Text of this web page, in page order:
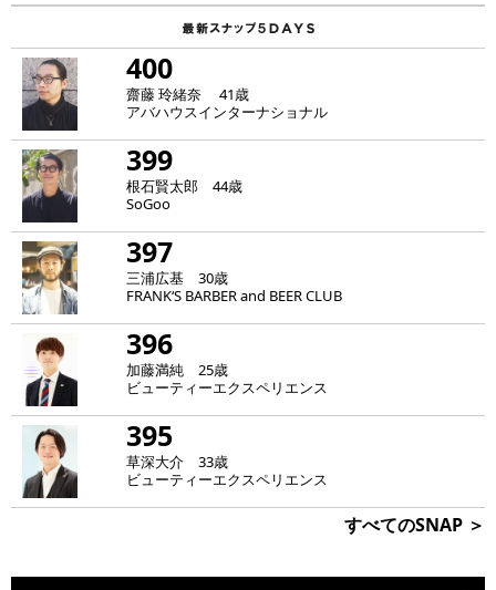
400
齋藤 玲緒奈 41歳
アバハウスインターナショナル
399
根石賢太郎 44歳
SoGoo
397
三浦広基 30歳
FRANK‘S BARBER and BEER CLUB
396
加藤満純 25歳
ビューティーエクスペリエンス
395
草深大介 33歳
ビューティーエクスペリエンス
すべてのSNAP ＞